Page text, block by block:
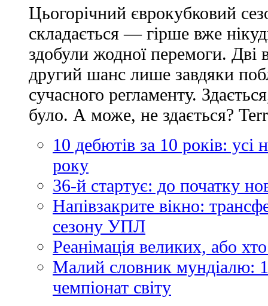
Цьогорічний єврокубковий
складається — гірше вже
здобули жодної перемоги.
другий шанс лише завдяки
сучасного регламенту.
було. А може, не здається?
10 дебютів за 10 років:
року
36-й стартує: до початку
Напівзакрите вікно:
сезону УПЛ
Реанімація великих, або
Малий словник мундіалю:
чемпіонат світу